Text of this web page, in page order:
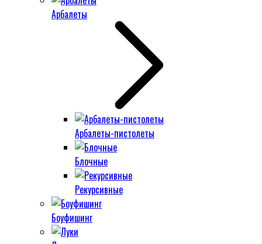
Арбалеты
Арбалеты-пистолеты
Блочные
Рекурсивные
Боуфишинг